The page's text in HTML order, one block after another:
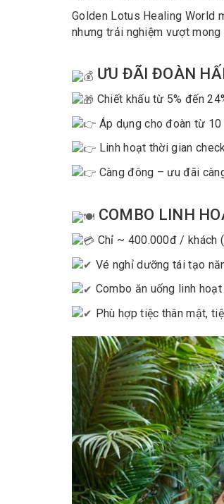
Golden Lotus Healing World
nhưng trải nghiệm vượt
ƯU ĐÃI ĐOÀN
Chiết khấu từ 5% đến
Áp dụng cho đoàn từ
Linh hoạt thời gian
Càng đông – ưu đãi
COMBO LINH
Chỉ ~ 400.000đ / khách
Vé nghỉ dưỡng tái tạo
Combo ăn uống linh
Phù hợp tiệc thân mật,